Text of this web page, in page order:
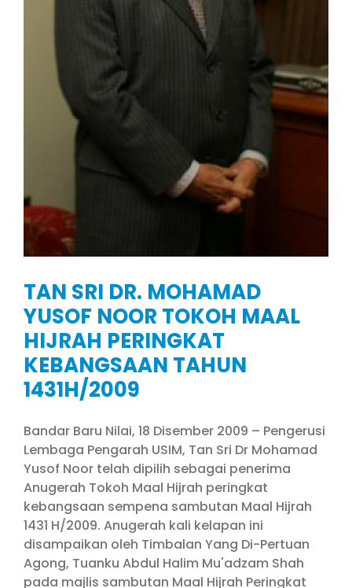
TAN SRI DR. MOHAMAD
YUSOF NOOR TOKOH MAAL
HIJRAH PERINGKAT
KEBANGSAAN TAHUN
1431H/2009
Bandar Baru Nilai, 18 Disember 2009 – Pengerusi
Lembaga Pengarah USIM, Tan Sri Dr Mohamad
Yusof Noor telah dipilih sebagai penerima
Anugerah Tokoh Maal Hijrah peringkat
kebangsaan sempena sambutan Maal Hijrah
1431 H/2009. Anugerah kali kelapan ini
disampaikan oleh Timbalan Yang Di-Pertuan
Agong, Tuanku Abdul Halim Mu'adzam Shah
pada majlis sambutan Maal Hijrah Peringkat